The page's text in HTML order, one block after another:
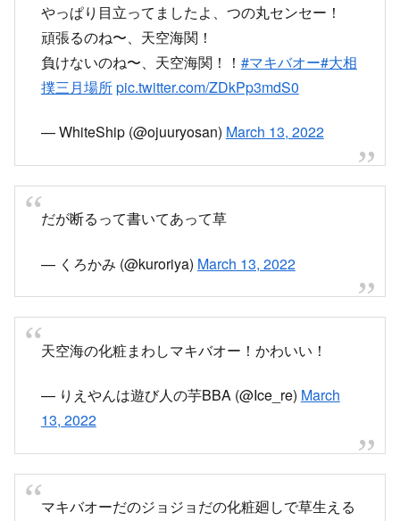
やっぱり目立ってましたよ、つの丸センセー！
頑張るのね〜、天空海関！
負けないのね〜、天空海関！！ #マキバオー#大相
撲三月場所pic.twitter.com/ZDkPp3mdS0
— WhiteShip (@ojuuryosan) March 13, 2022
だが断るって書いてあって草
— くろかみ (@kuroriya) March 13, 2022
天空海の化粧まわしマキバオー！かわいい！
— りえやんは遊び人の芋BBA (@Ice_re) March
13, 2022
マキバオーだのジョジョだの化粧廻しで草生える